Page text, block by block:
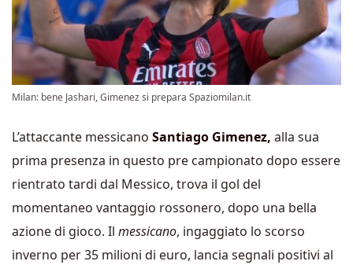
Milan: bene Jashari, Gimenez si prepara Spaziomilan.it
L’attaccante messicano Santiago Gimenez, alla sua
prima presenza in questo pre campionato dopo essere
rientrato tardi dal Messico, trova il gol del
momentaneo vantaggio rossonero, dopo una bella
azione di gioco. Il messicano, ingaggiato lo scorso
inverno per 35 milioni di euro, lancia segnali positivi al